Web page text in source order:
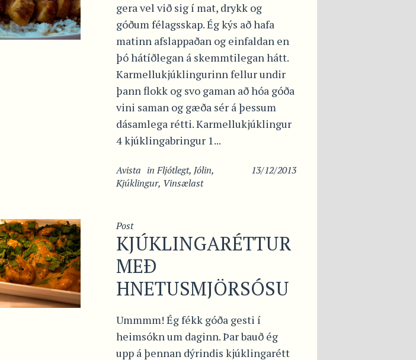
gera vel við sig í mat, drykk og
góðum félagsskap. Ég kýs að hafa
matinn afslappaðan og einfaldan en
þó hátíðlegan á skemmtilegan hátt.
Karmellukjúklingurinn fellur undir
þann flokk og svo gaman að hóa góða
vini saman og gæða sér á þessum
dásamlega rétti. Karmellukjúklingur
4 kjúklingabringur 1...
13/12/2013
Avista inFljótlegt, Jólin,
Kjúklingur, Vinsælast
Post
KJÚKLINGARÉTTUR
MEÐ
HNETUSMJÖRSÓSU
Ummmm! Ég fékk góða gesti í
heimsókn um daginn. Þar bauð ég
upp á þennan dýrindis kjúklingarétt